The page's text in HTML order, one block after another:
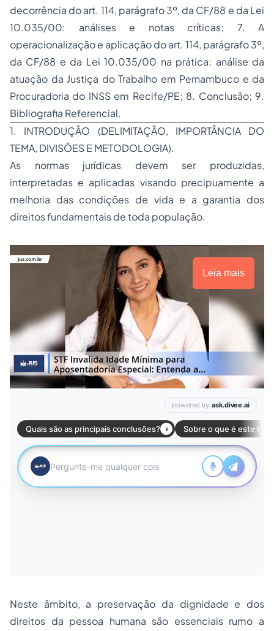
decorrência do art. 114, parágrafo 3º, da CF/88 e da Lei
10.035/00: análises e notas críticas; 7. A
operacionalização e aplicação do art. 114, parágrafo 3º,
da CF/88 e da Lei 10.035/00 na prática: análise da
atuação da Justiça do Trabalho em Pernambuco e da
Procuradoria do INSS em Recife/PE; 8. Conclusão; 9.
Bibliografia Referencial.
1. INTRODUÇÃO (DELIMITAÇÃO, IMPORTÂNCIA DO
TEMA, DIVISÕES E METODOLOGIA).
As normas jurídicas devem ser produzidas,
interpretadas e aplicadas visando precipuamente a
melhoria das condições de vida e a garantia dos
direitos fundamentais de toda população.
Leia mais
Neste âmbito, a preservação da dignidade e dos
direitos da pessoa humana são essenciais rumo a